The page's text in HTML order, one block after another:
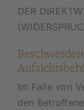
DER
Im Falle von
den